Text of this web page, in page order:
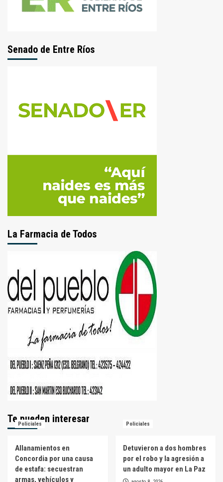
Senado de Entre Ríos
La Farmacia de Todos
Te pueden interesar
Policiales
Allanamientos en
Concordia por una causa
de estafa: secuestran
armas, vehículos y
Policiales
Detuvieron a dos hombres
por el robo y la agresión a
un adulto mayor en La Paz